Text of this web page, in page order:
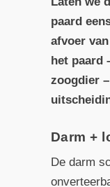
paard
afvoer
het paard
zoogdier
Darm +
De darm